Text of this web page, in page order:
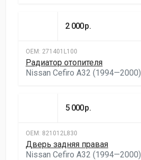
ОЕМ: 271401L100
Радиатор отопителя
Nissan Cefiro A32 (1994—2000)
2 000р.
ОЕМ: 821012L830
Дверь задняя правая
Nissan Cefiro A32 (1994—2000)
5 000р.